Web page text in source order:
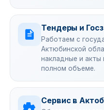
Тендеры и
Работаем с
Актюбинской
накладные и акты
полном объеме.
Сервис в